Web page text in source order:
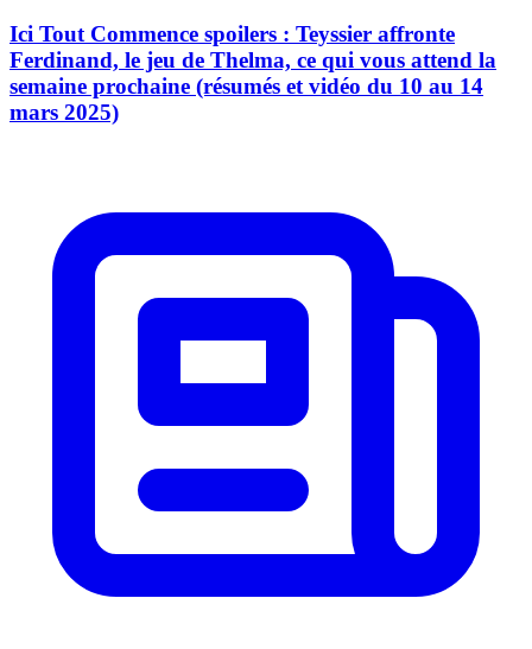
Ici Tout Commence spoilers : Teyssier affronte
Ferdinand, le jeu de Thelma, ce qui vous attend la
semaine prochaine (résumés et vidéo du 10 au 14
mars 2025)